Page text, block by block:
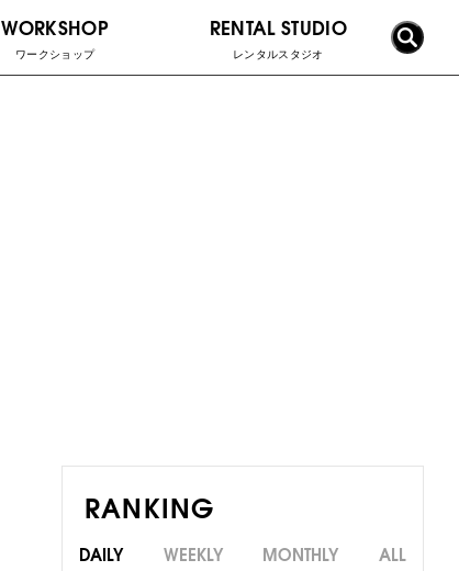
WORKSHOP
ワークショップ
RENTAL STUDIO
レンタルスタジオ
RANKING
DAILY WEEKLY MONTHLY ALL